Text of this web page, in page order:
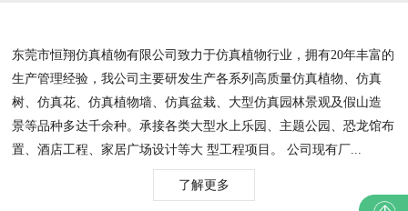
东莞市恒翔仿真植物有限公司致力于仿真植物行业，拥有20年丰富的
生产管理经验，我公司主要研发生产各系列高质量仿真植物、仿真
树、仿真花、仿真植物墙、仿真盆栽、大型仿真园林景观及假山造
景等品种多达千余种。承接各类大型水上乐园、主题公园、恐龙馆布
置、酒店工程、家居广场设计等大 型工程项目。 公司现有厂...
了解更多